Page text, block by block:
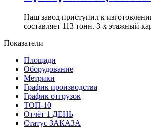
Наш завод приступил к
составляет 113 тонн. З-х этажный
Показатели
Площади
Оборудование
Метрики
График производства
График отгрузок
ТОП-10
Отчёт 1 ДЕНЬ
Статус ЗАКАЗА